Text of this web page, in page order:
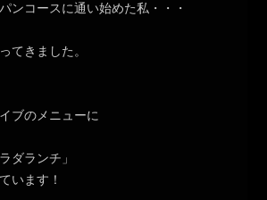
ンコースに通い始めた私・・・
てきました。
ブのメニューに
ダランチ」
います！